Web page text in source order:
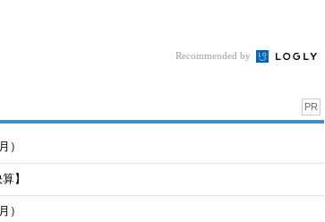
Recommended by
PR
）
】
）